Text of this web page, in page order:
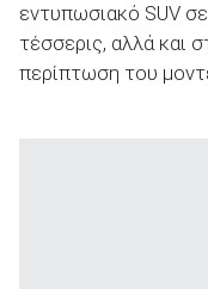
εντυπωσιακό SUV
τέσσερις, αλλά και
περίπτωση του